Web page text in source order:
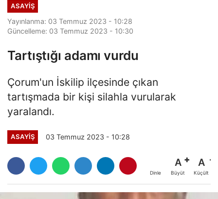
ASAYİŞ
Yayınlanma: 03 Temmuz 2023 - 10:28
Güncelleme: 03 Temmuz 2023 - 10:30
Tartıştığı adamı vurdu
Çorum'un İskilip ilçesinde çıkan
tartışmada bir kişi silahla vurularak
yaralandı.
ASAYİŞ 03 Temmuz 2023 - 10:28
Dinle
A
Büyüt
A
Küçült